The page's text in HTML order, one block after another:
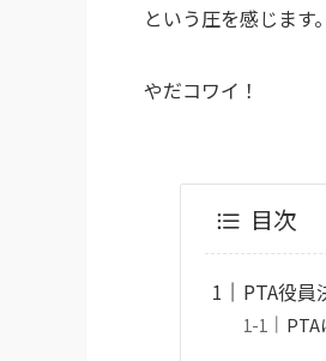
という圧を感じます。
やだコワイ！
目次
PTA役員
PTA